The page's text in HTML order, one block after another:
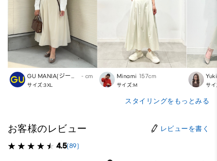
GU MANIA(ジーユー) - cm
サイズ:3XL
Minami 157cm
サイズ:M
Yuki
サイ
スタイリングをもっとみる
お客様のレビュー レビューを書く
4.5(89)